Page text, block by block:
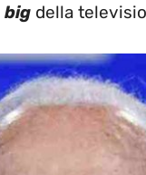
big della